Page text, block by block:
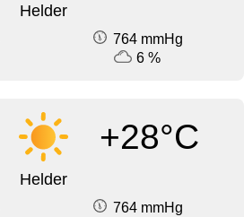
Helder
764 mmHg
6 %
+28°C
Helder
764 mmHg